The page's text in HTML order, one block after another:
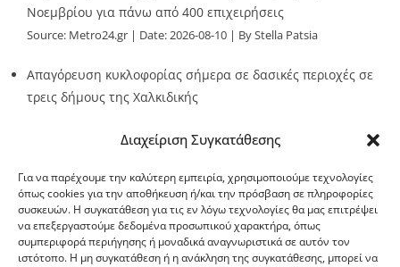
Διαχείριση Συγκατάθεσης
Για να παρέχουμε την καλύτερη εμπειρία, χρησιμοποιούμε τεχνολογίες
όπως cookies για την αποθήκευση ή/και την πρόσβαση σε πληροφορίες
συσκευών. Η συγκατάθεση για τις εν λόγω τεχνολογίες θα μας επιτρέψει
να επεξεργαστούμε δεδομένα προσωπικού χαρακτήρα, όπως
συμπεριφορά περιήγησης ή μοναδικά αναγνωριστικά σε αυτόν τον
ιστότοπο. Η μη συγκατάθεση ή η ανάκληση της συγκατάθεσης, μπορεί να
Νοεμβρίου για πάνω από 400 επιχειρήσεις
Source: Metro24.gr Date: 2026-08-10 By Stella Patsia
Απαγόρευση κυκλοφορίας σήμερα σε δασικές περιοχές σε
τρεις δήμους της Χαλκιδικής
G-point.gr